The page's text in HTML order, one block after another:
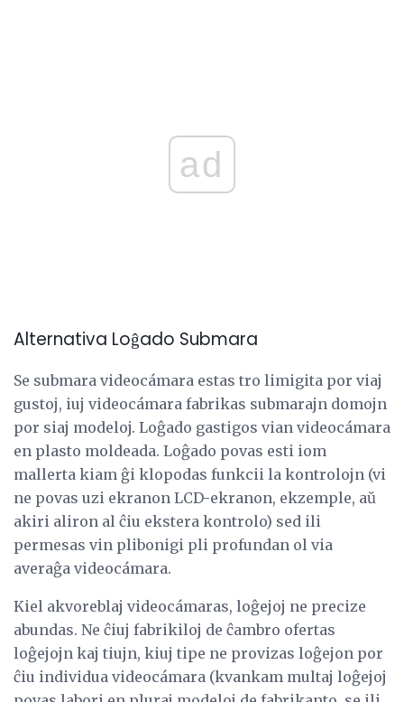
ad
Alternativa Loĝado Submara
Se submara videocámara estas tro limigita por viaj
gustoj, iuj videocámara fabrikas submarajn domojn
por siaj modeloj. Loĝado gastigos vian videocámara
en plasto moldeada. Loĝado povas esti iom
mallerta kiam ĝi klopodas funkcii la kontrolojn (vi
ne povas uzi ekranon LCD-ekranon, ekzemple, aŭ
akiri aliron al ĉiu ekstera kontrolo) sed ili
permesas vin plibonigi pli profundan ol via
averaĝa videocámara.
Kiel akvoreblaj videocámaras, loĝejoj ne precize
abundas. Ne ĉiuj fabrikiloj de ĉambro ofertas
loĝejojn kaj tiujn, kiuj tipe ne provizas loĝejon por
ĉiu individua videocámara (kvankam multaj loĝejoj